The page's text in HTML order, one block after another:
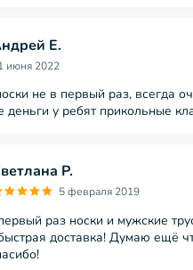
Е.
июня 2022
не в первый раз, всегда
деньги у ребят прикольные
Р.
5 февраля 2019
раз носки и мужские
доставка! Думаю ещё